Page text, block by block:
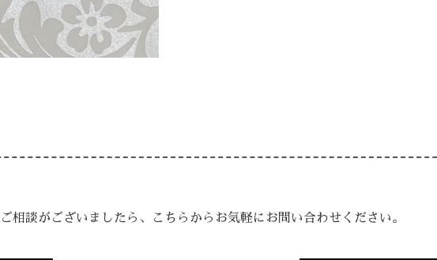
相談がございましたら、 こちらからお気軽にお問い合わせください。